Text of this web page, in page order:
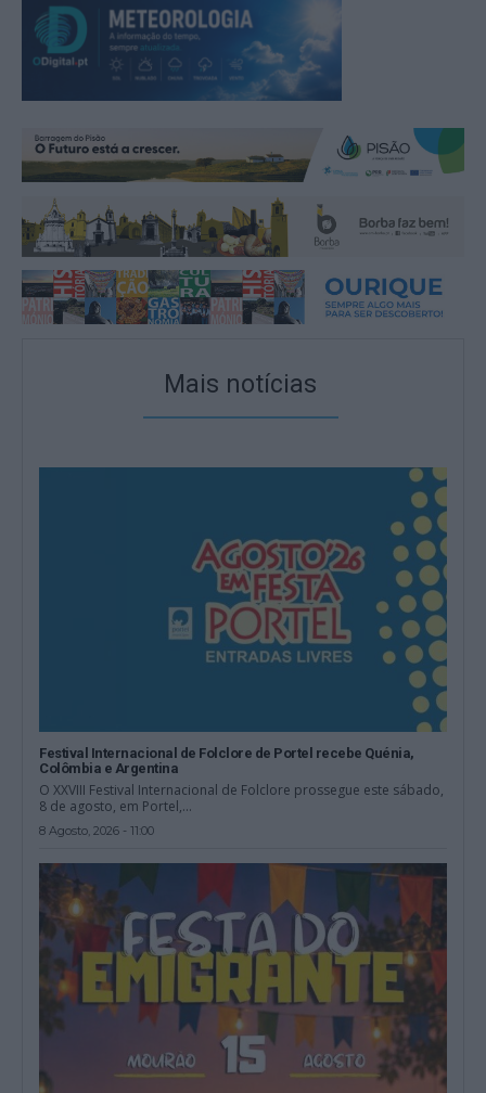
Mais notícias
Festival Internacional de Folclore de Portel recebe Quénia,
Colômbia e Argentina
O XXVIII Festival Internacional de Folclore prossegue este sábado,
8 de agosto, em Portel,...
8 Agosto, 2026 - 11:00